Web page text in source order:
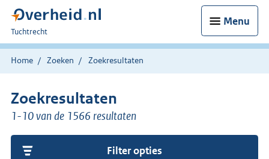
Menu
U
bent
hier:
Tuchtrecht
Home Zoeken Zoekresultaten
Zoekresultaten
1-10 van de 1566 resultaten
Filter opties